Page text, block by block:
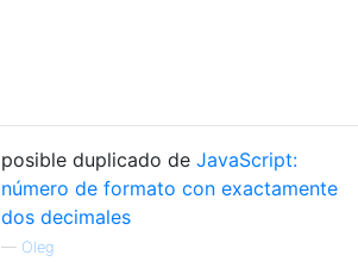
posible duplicado de JavaScript:
número de formato con exactamente
dos decimales
— Oleg